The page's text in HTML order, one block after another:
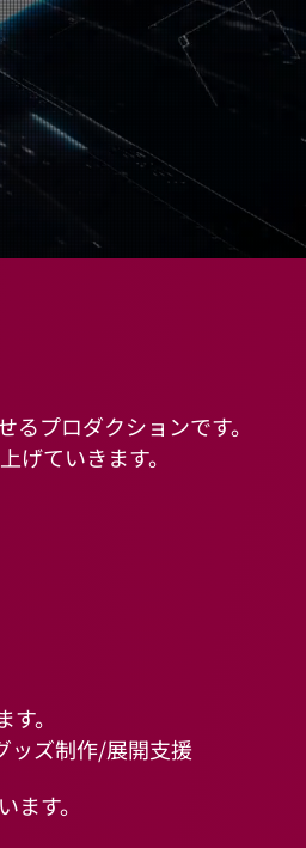
プロダクションです。
ていきます。
。
ッズ制作/展開支援
す。